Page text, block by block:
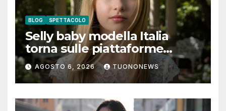
BLOG SPETTACOLO
Selly baby modella Italia
torna sulle piattaforme
digitali con “Luna lei mi
guarda”
AGOSTO 6, 2026 TUONONEWS